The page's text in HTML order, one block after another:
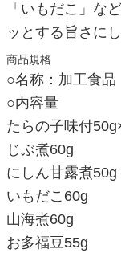
「いもだこ」な
ッとする旨さに
商品規格
○名称：加工食品
○内容量
たらの子味付
じぶ煮60g
にしん甘露煮50g
いもだこ60g
山海煮60g
お多福豆55g